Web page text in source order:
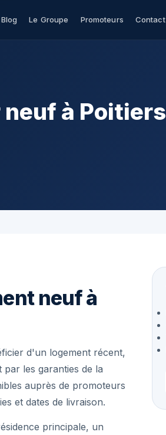
Blog Le Groupe Promoteurs Contact
à Poitiers
neuf à
d'un logement récent,
les garanties de la
auprès de promoteurs
et dates de livraison.
principale, un